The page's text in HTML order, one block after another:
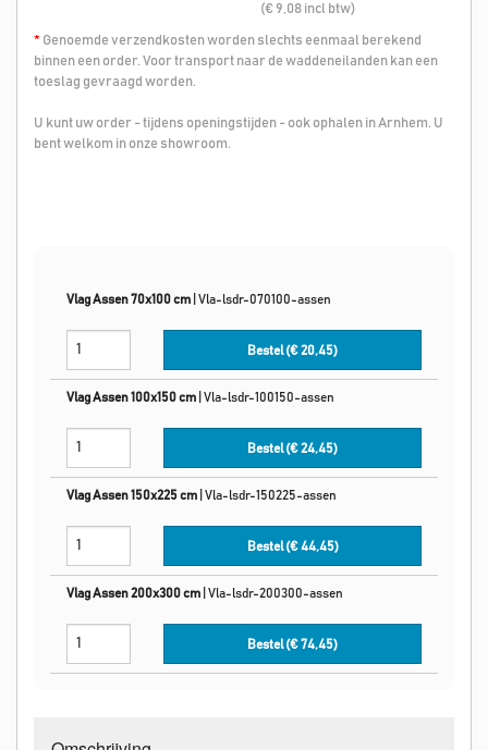
(€ 9,08 incl btw)
* Genoemde verzendkosten worden slechts eenmaal berekend
binnen een order. Voor transport naar de waddeneilanden kan een
toeslag gevraagd worden.
U kunt uw order - tijdens openingstijden - ook ophalen in Arnhem. U
bent welkom in onze showroom.
Vlag Assen 70x100 cm Vla-lsdr-070100-assen
Bestel (€20,45)
Vlag Assen 100x150 cm Vla-lsdr-100150-assen
Bestel (€24,45)
Vlag Assen 150x225 cm Vla-lsdr-150225-assen
Bestel (€44,45)
Vlag Assen 200x300 cm Vla-lsdr-200300-assen
Bestel (€74,45)